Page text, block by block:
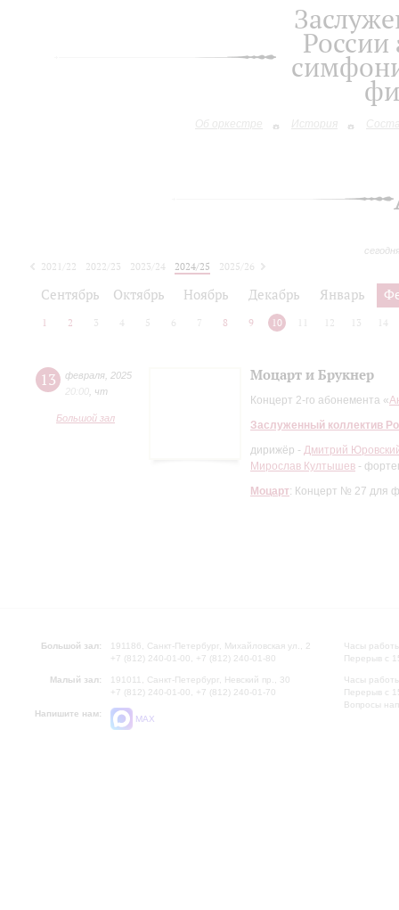
Об оркестре История
2021/22 2022/23 2023/24 2024/25
2025/26
Сентябрь Октябрь Ноябрь Декабрь Январь
1 2 3 4 5 6 7 8 9 10 12 13 14
13 февраля 2025
20:00 чт
Большой зал
Моцарт и Брукнер
Концерт 2-го абонемента «
Заслуженный коллектив
дирижёр - Дмитрий
Мирослав Култышев -
Моцарт: Концерт № 27 для
Большой зал:
191186, Санкт-Петербург, Михайловская ул., 2
+7 (812) 240-01-00, +7 (812) 240-01-80
Малый зал:
191011, Санкт-Петербург, Невский пр., 30
+7 (812) 240-01-00, +7 (812) 240-01-70
Напишите нам:
MAX
Часы
Перерыв с
Часы
Перерыв с
Вопросы